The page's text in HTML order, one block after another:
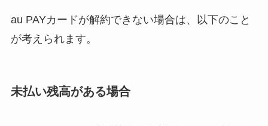
どうなる？
au PAYカードが解約できない場合は、以下のこと
が考えられます。
未払い残高がある場合